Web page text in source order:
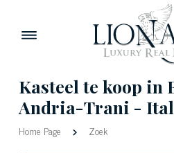
Kasteel te koop in
Andria-Trani -
Home Page Zoek